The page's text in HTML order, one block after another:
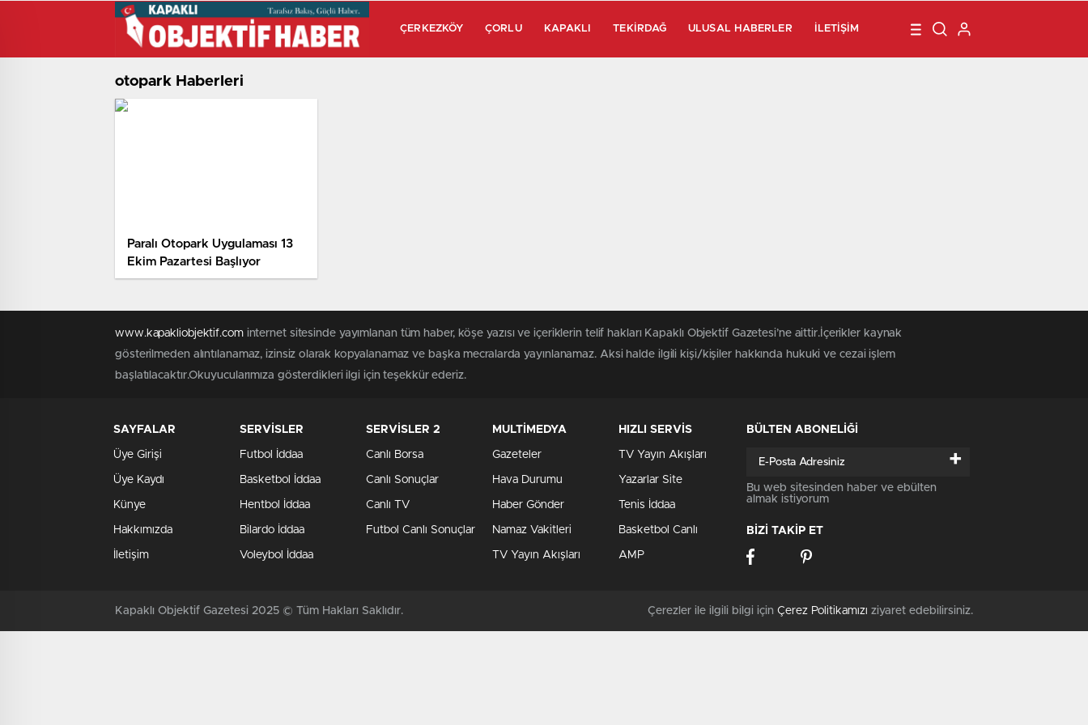
ÇERKEZKÖY ÇORLU KAPAKLI TEKIRDAĞ ULUSAL HABERLER İLETIŞIM
otopark Haberleri
Paralı Otopark Uygulaması 13
Ekim Pazartesi Başlıyor
www.kapakliobjektif.cominternet sitesinde yayımlanan tüm haber, köşe yazısı ve içeriklerin telif hakları Kapaklı Objektif Gazetesi’ne aittir.İçerikler kaynak
gösterilmeden alıntılanamaz, izinsiz olarak kopyalanamaz ve başka mecralarda yayınlanamaz. Aksi halde ilgili kişi/kişiler hakkında hukuki ve cezai işlem
başlatılacaktır.Okuyucularımıza gösterdikleri ilgi için teşekkür ederiz.
SAYFALAR
Üye Girişi
Üye Kaydı
Künye
Hakkımızda
İletişim
SERVİSLER
Futbol İddaa
Basketbol İddaa
Hentbol İddaa
Bilardo İddaa
Voleybol İddaa
SERVİSLER 2
Canlı Borsa
Canlı Sonuçlar
Canlı TV
Futbol Canlı Sonuçlar
MULTİMEDYA
Gazeteler
Hava Durumu
Haber Gönder
Namaz Vakitleri
TV Yayın Akışları
HIZLI SERVİS
TV Yayın Akışları
Yazarlar Site
Tenis İddaa
Basketbol Canlı
AMP
BÜLTEN ABONELİĞİ
+
Bu web sitesinden haber ve ebülten
almak istiyorum
BİZİ TAKİP ET
Kapaklı Objektif Gazetesi 2025 © Tüm Hakları Saklıdır. Çerezler ile ilgili bilgi için Çerez Politikamızı ziyaret edebilirsiniz.